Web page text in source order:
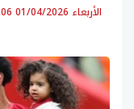
الأربعاء 01/04/2026 10:06 ص